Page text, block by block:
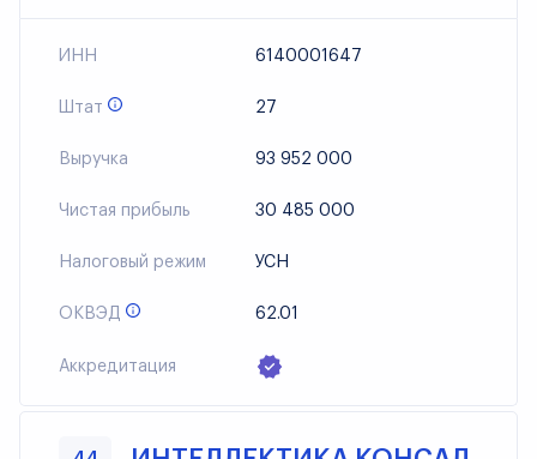
ИНН 6140001647
Штат 27
Выручка 93 952 000
Чистая прибыль 30 485 000
Налоговый режим УСН
ОКВЭД 62.01
Аккредитация